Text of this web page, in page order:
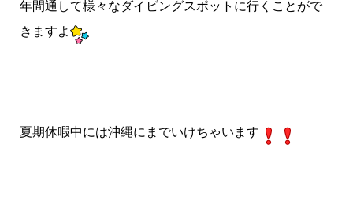
年間通して様々なダイビングスポットに行くことがで
きますよ
夏期休暇中には沖縄にまでいけちゃいます